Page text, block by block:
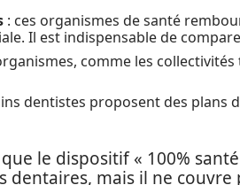
: ces organismes de santé
Il est indispensable de
comme les
dentistes proposent des plans
le dispositif « 100%
dentaires, mais il ne couvre